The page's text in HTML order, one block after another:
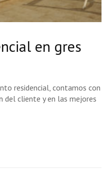
en gres
residencial, contamos con
del cliente y en las mejores